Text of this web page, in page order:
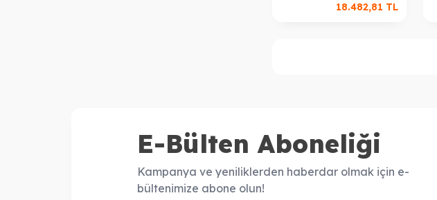
18.482,81 TL
E-Bülten Aboneliği
Kampanya ve yeniliklerden haberdar olmak için e-
bültenimize abone olun!